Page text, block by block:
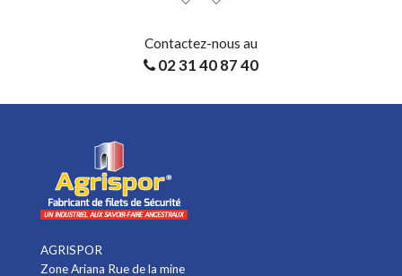
Contactez-nous au
02 31 40 87 40
AGRISPOR
Zone Ariana Rue de la mine